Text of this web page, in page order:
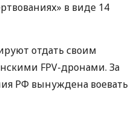
в виде 14
отдать своим
FPV-дронами. За
РФ вынуждена воевать